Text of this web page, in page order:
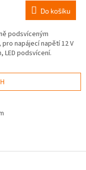
Do košíku
podsvíceným
pro napájecí napětí 12 V
LED podsvícení.